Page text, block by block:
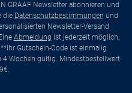
GRAAF Newsletter abonnieren und
die Datenschutzbestimmungen und
Newsletter-Versand
Abmeldung ist jederzeit möglich,
**Ihr Gutschein-Code ist einmalig
Wochen gültig. Mindestbestellwert